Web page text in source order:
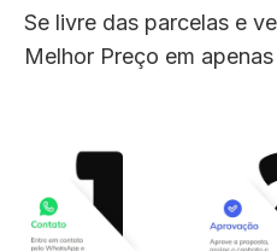
Se livre das parcelas e
Melhor Preço em